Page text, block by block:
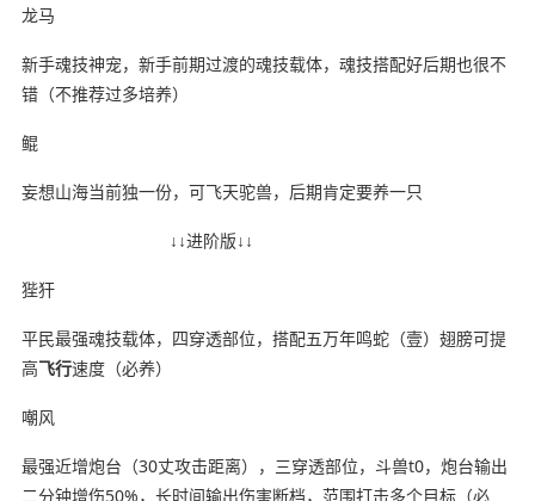
龙马
新手魂技神宠，新手前期过渡的魂技载体，魂技搭配好后期也很不
错（不推荐过多培养）
鲲
妄想山海当前独一份，可飞天驼兽，后期肯定要养一只
↓↓进阶版↓↓
狴犴
平民最强魂技载体，四穿透部位，搭配五万年鸣蛇（壹）翅膀可提
高飞行速度（必养）
嘲风
最强近增炮台（30丈攻击距离），三穿透部位，斗兽t0，炮台输出
二分钟增伤50%，长时间输出伤害断档，范围打击多个目标（必